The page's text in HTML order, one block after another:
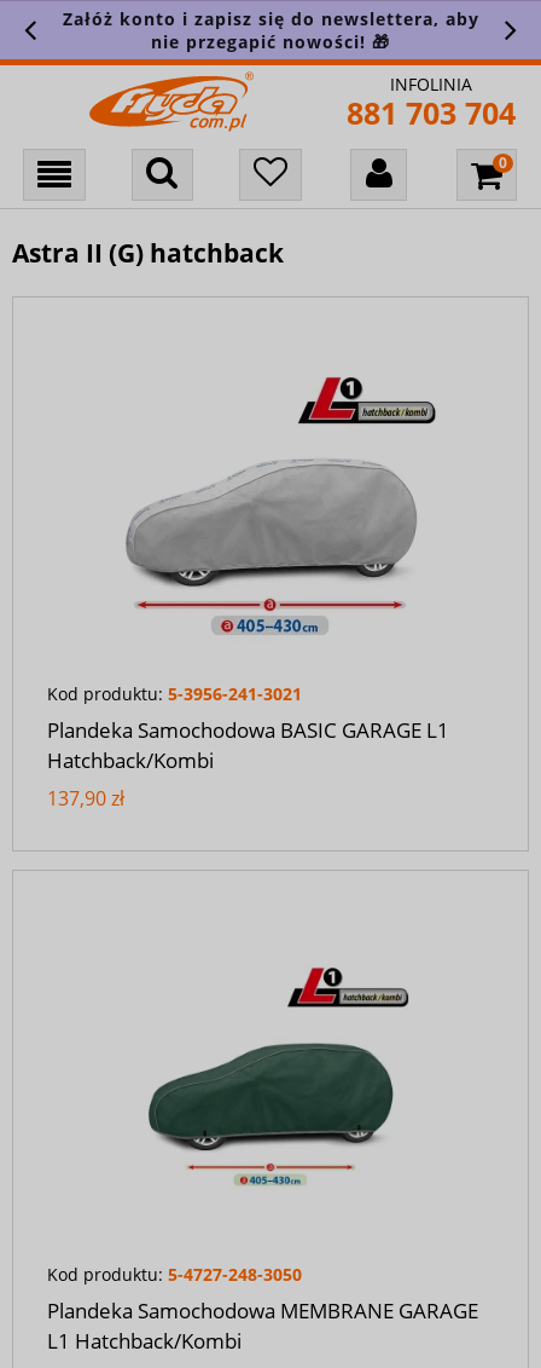
Załóż konto i zapisz się do newslettera, aby
nie przegapić nowości! 🎁
INFOLINIA
881 703 704
Astra II (G) hatchback
Kod produktu: 5-3956-241-3021
Plandeka Samochodowa BASIC GARAGE L1
Hatchback/Kombi
137,90 zł
Kod produktu: 5-4727-248-3050
Plandeka Samochodowa MEMBRANE GARAGE
L1 Hatchback/Kombi